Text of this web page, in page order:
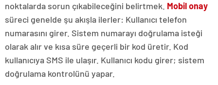
noktalarda sorun çıkabileceğini belirtmek. Mobil onay
süreci genelde şu akışla ilerler: Kullanıcı telefon
numarasını girer. Sistem numarayı doğrulama isteği
olarak alır ve kısa süre geçerli bir kod üretir. Kod
kullanıcıya SMS ile ulaşır. Kullanıcı kodu girer; sistem
doğrulama kontrolünü yapar.